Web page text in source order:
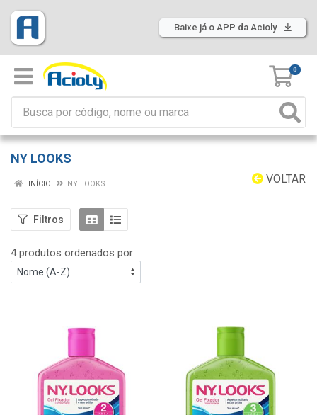
Baixe já o APP da Acioly
0
NY LOOKS
VOLTAR
INÍCIO NY LOOKS
Filtros
4 produtos ordenados por: